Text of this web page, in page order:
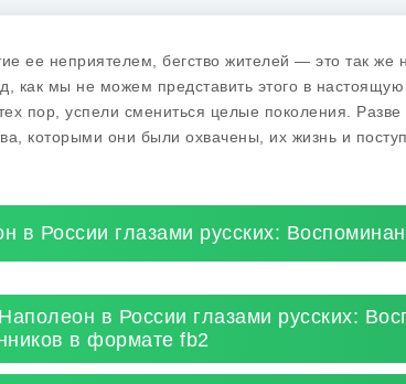
ее неприятелем, бегство жителей — это так же
как мы не можем представить этого в
пор, успели смениться целые поколения. Разве
которыми они были охвачены, их жизнь и
в России глазами русских:
в России глазами русских:
в формате fb2